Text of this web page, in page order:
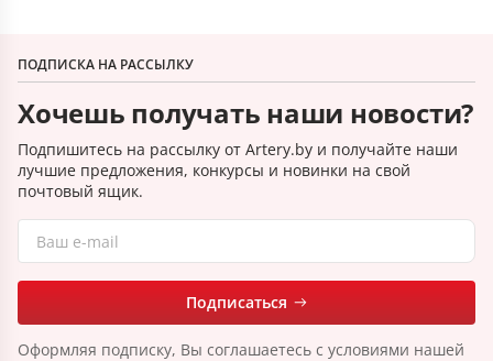
ПОДПИСКА НА РАССЫЛКУ
Хочешь получать наши новости?
Подпишитесь на рассылку от Artery.by и получайте наши
лучшие предложения, конкурсы и новинки на свой
почтовый ящик.
Подписаться
Оформляя подписку, Вы соглашаетесь с условиями нашей